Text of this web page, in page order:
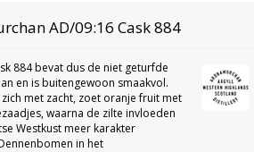
AD/09:16 Cask 884
884 bevat dus de niet geturfde
en is buitengewoon smaakvol.
met zacht, zoet oranje fruit met
waarna de zilte invloeden
Westkust meer karakter
in het